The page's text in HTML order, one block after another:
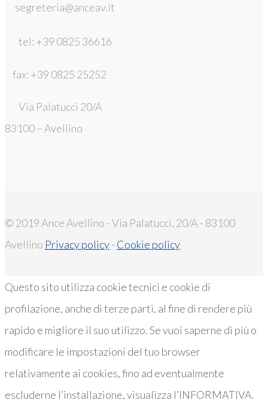
segreteria@anceav.it
tel: +39 0825 36616
fax: +39 0825 25252
Via Palatucci 20/A
83100 – Avellino
© 2019 Ance Avellino - Via Palatucci, 20/A - 83100
Avellino Privacy policy- Cookie policy
Questo sito utilizza cookie tecnici e cookie di
profilazione, anche di terze parti, al fine di rendere più
rapido e migliore il suo utilizzo. Se vuoi saperne di più o
modificare le impostazioni del tuo browser
relativamente ai cookies, fino ad eventualmente
escluderne l’installazione, visualizza l’INFORMATIVA.